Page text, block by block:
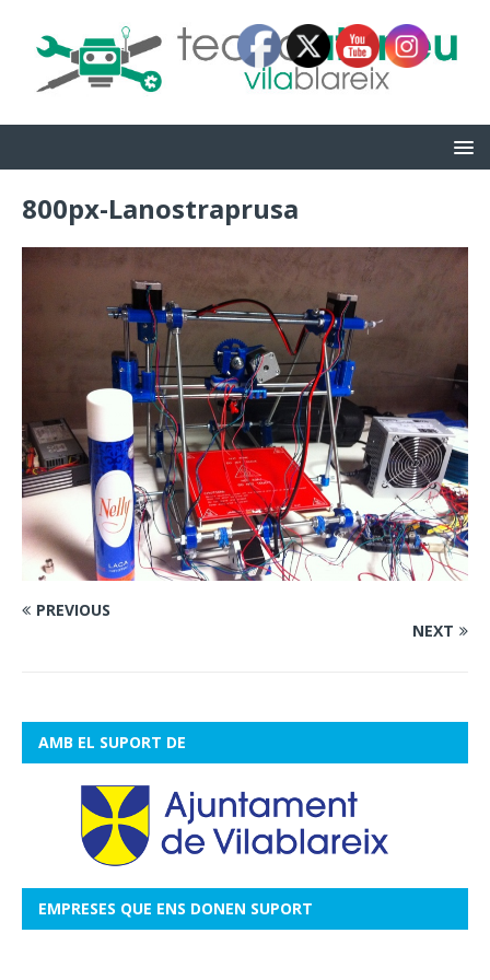
800px-Lanostraprusa
PREVIOUS
NEXT
AMB EL SUPORT DE
EMPRESES QUE ENS DONEN SUPORT